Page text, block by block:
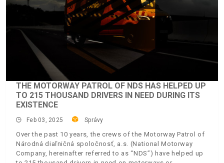
THE MOTORWAY PATROL OF NDS HAS HELPED UP
TO 215 THOUSAND DRIVERS IN NEED DURING ITS
EXISTENCE
Feb 03, 2025 Správy
Over the past 10 years, the crews of the Motorway Patrol of
Národná diaľničná spoločnosť, a.s. (National Motorway
Company, hereinafter referred to as “NDS”) have helped up